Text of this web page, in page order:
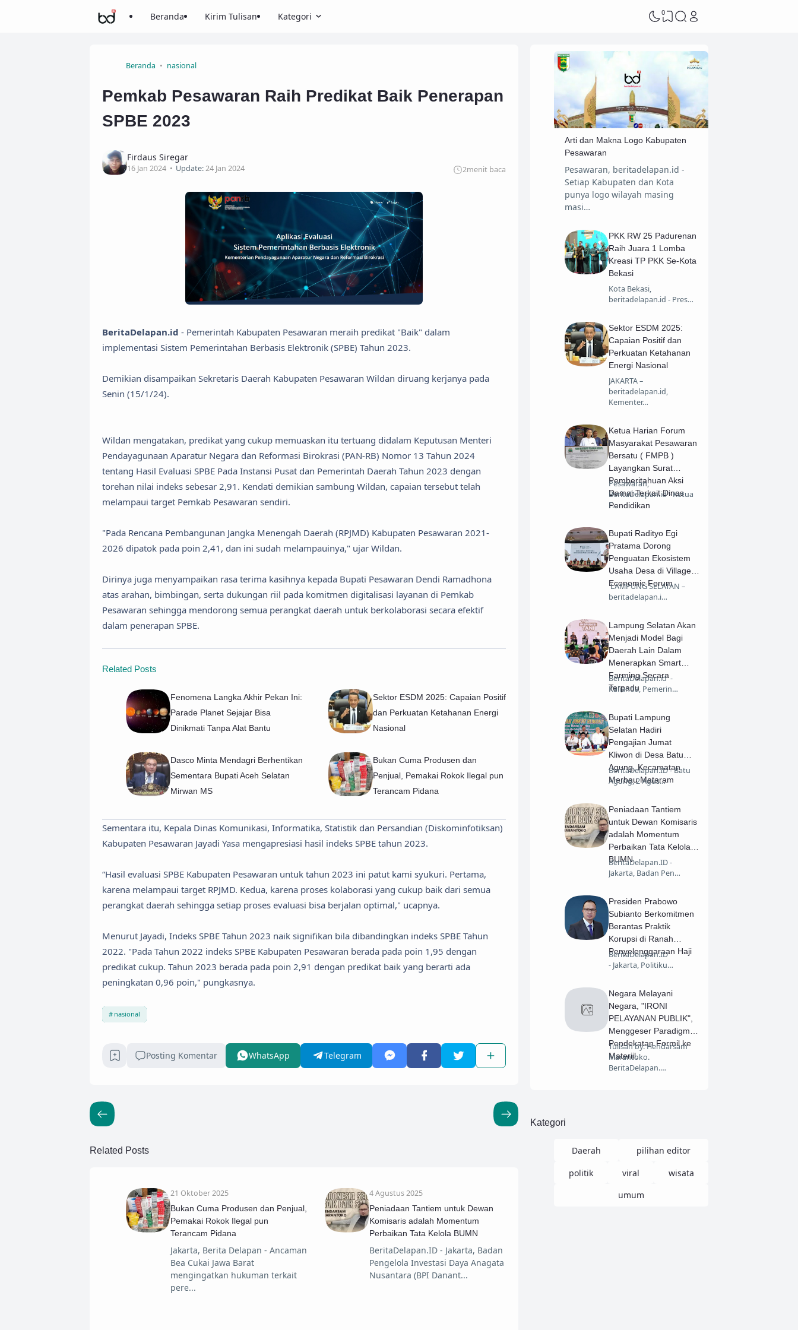
Beranda Kirim Tulisan Kategori 0
Beranda nasional
Pemkab Pesawaran Raih Predikat Baik Penerapan
SPBE 2023
Firdaus Siregar
16 Jan 2024 Update:24 Jan 2024 2menit baca
BeritaDelapan.id - Pemerintah Kabupaten Pesawaran meraih predikat "Baik" dalam
implementasi Sistem Pemerintahan Berbasis Elektronik (SPBE) Tahun 2023.
Demikian disampaikan Sekretaris Daerah Kabupaten Pesawaran Wildan diruang kerjanya pada
Senin (15/1/24).
Wildan mengatakan, predikat yang cukup memuaskan itu tertuang didalam Keputusan Menteri
Pendayagunaan Aparatur Negara dan Reformasi Birokrasi (PAN-RB) Nomor 13 Tahun 2024
tentang Hasil Evaluasi SPBE Pada Instansi Pusat dan Pemerintah Daerah Tahun 2023 dengan
torehan nilai indeks sebesar 2,91. Kendati demikian sambung Wildan, capaian tersebut telah
melampaui target Pemkab Pesawaran sendiri.
"Pada Rencana Pembangunan Jangka Menengah Daerah (RPJMD) Kabupaten Pesawaran 2021-
2026 dipatok pada poin 2,41, dan ini sudah melampauinya," ujar Wildan.
Dirinya juga menyampaikan rasa terima kasihnya kepada Bupati Pesawaran Dendi Ramadhona
atas arahan, bimbingan, serta dukungan riil pada komitmen digitalisasi layanan di Pemkab
Pesawaran sehingga mendorong semua perangkat daerah untuk berkolaborasi secara efektif
dalam penerapan SPBE.
Related Posts
​Fenomena Langka Akhir Pekan Ini:
Parade Planet Sejajar Bisa
Dinikmati Tanpa Alat Bantu
Sektor ESDM 2025: Capaian Positif
dan Perkuatan Ketahanan Energi
Nasional
Dasco Minta Mendagri Berhentikan
Sementara Bupati Aceh Selatan
Mirwan MS
Bukan Cuma Produsen dan
Penjual, Pemakai Rokok Ilegal pun
Terancam Pidana
Sementara itu, Kepala Dinas Komunikasi, Informatika, Statistik dan Persandian (Diskominfotiksan)
Kabupaten Pesawaran Jayadi Yasa mengapresiasi hasil indeks SPBE tahun 2023.
“Hasil evaluasi SPBE Kabupaten Pesawaran untuk tahun 2023 ini patut kami syukuri. Pertama,
karena melampaui target RPJMD. Kedua, karena proses kolaborasi yang cukup baik dari semua
perangkat daerah sehingga setiap proses evaluasi bisa berjalan optimal," ucapnya.
Menurut Jayadi, Indeks SPBE Tahun 2023 naik signifikan bila dibandingkan indeks SPBE Tahun
2022. "Pada Tahun 2022 indeks SPBE Kabupaten Pesawaran berada pada poin 1,95 dengan
predikat cukup. Tahun 2023 berada pada poin 2,91 dengan predikat baik yang berarti ada
peningkatan 0,96 poin," pungkasnya.
nasional
Posting Komentar WhatsApp Telegram
Related Posts
21 Oktober 2025
Bukan Cuma Produsen dan Penjual,
Pemakai Rokok Ilegal pun
Terancam Pidana
Jakarta, Berita Delapan - Ancaman
Bea Cukai Jawa Barat
mengingatkan hukuman terkait
pere
4 Agustus 2025
Peniadaan Tantiem untuk Dewan
Komisaris adalah Momentum
Perbaikan Tata Kelola BUMN
BeritaDelapan.ID - Jakarta, Badan
Pengelola Investasi Daya Anagata
Nusantara (BPI Danant
Arti dan Makna Logo Kabupaten
Pesawaran
Pesawaran, beritadelapan.id -
Setiap Kabupaten dan Kota
punya logo wilayah masing
masi…
PKK RW 25 Padurenan
Raih Juara 1 Lomba
Kreasi TP PKK Se-Kota
Bekasi
Kota Bekasi,
beritadelapan.id - Pres…
Sektor ESDM 2025:
Capaian Positif dan
Perkuatan Ketahanan
Energi Nasional
JAKARTA –
beritadelapan.id,
Kementer…
Ketua Harian Forum
Masyarakat Pesawaran
Bersatu ( FMPB )
Layangkan Surat
Pemberitahuan Aksi
Damai Terkait Dinas
Pendidikan
Pesawaran,
BeritaDelapan.id - Ketua
F…
Bupati Radityo Egi
Pratama Dorong
Penguatan Ekosistem
Usaha Desa di Village
Economic Forum
​ LAMPUNG SELATAN –
beritadelapan.i…
Lampung Selatan Akan
Menjadi Model Bagi
Daerah Lain Dalam
Menerapkan Smart
Farming Secara
Terpadu
BeritaDelapan.id -
Kalianda, Pemerin…
Bupati Lampung
Selatan Hadiri
Pengajian Jumat
Kliwon di Desa Batu
Agung, Kecamatan
Merbau Mataram
BeritaDelapan.ID - Batu
Agung, 2 Agus…
Peniadaan Tantiem
untuk Dewan Komisaris
adalah Momentum
Perbaikan Tata Kelola
BUMN
BeritaDelapan.ID -
Jakarta, Badan Pen…
Presiden Prabowo
Subianto Berkomitmen
Berantas Praktik
Korupsi di Ranah
Penyelenggaraan Haji
BeritaDelapan.ID
- Jakarta, Politiku…
Negara Melayani
Negara, "IRONI
PELAYANAN PUBLIK",
Menggeser Paradigma
Pendekatan Formil ke
Materiil.
Tulisan by: Hendarsam
Marantoko.
BeritaDelapan.…
Kategori
Daerah
pilihan editor
politik
viral
wisata
umum